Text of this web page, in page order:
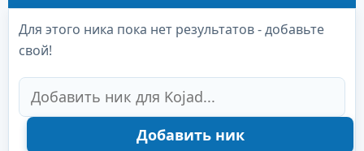
Для этого ника пока нет результатов - добавьте
свой!